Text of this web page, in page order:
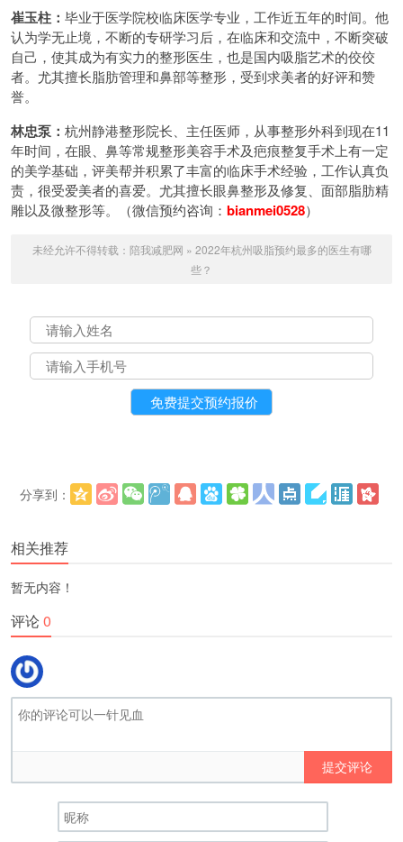
崔玉柱： 毕业于医学院校临床医学专业，工作近五年的时间。他
认为学无止境，不断的专研学习后，在临床和交流中，不断突破
自己，使其成为有实力的整形医生，也是国内吸脂艺术的佼佼
者。尤其擅长脂肪管理和鼻部等整形，受到求美者的好评和赞
誉。
林忠泵： 杭州静港整形院长、主任医师，从事整形外科到现在11
年时间，在眼、鼻等常规整形美容手术及疤痕整复手术上有一定
的美学基础，评美帮并积累了丰富的临床手术经验，工作认真负
责，很受爱美者的喜爱。尤其擅长眼鼻整形及修复、面部脂肪精
雕以及微整形等。（微信预约咨询： bianmei0528）
未经允许不得转载： 陪我减肥网 » 2022年杭州吸脂预约最多的医生有哪
些？
分享到：
相关推荐
暂无内容！
评论0
提交评论